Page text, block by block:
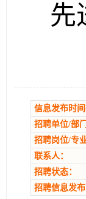
先
信息发布时间
招聘单位/部门
招聘岗位/专业
联系人：
招聘状态：
招聘信息发布